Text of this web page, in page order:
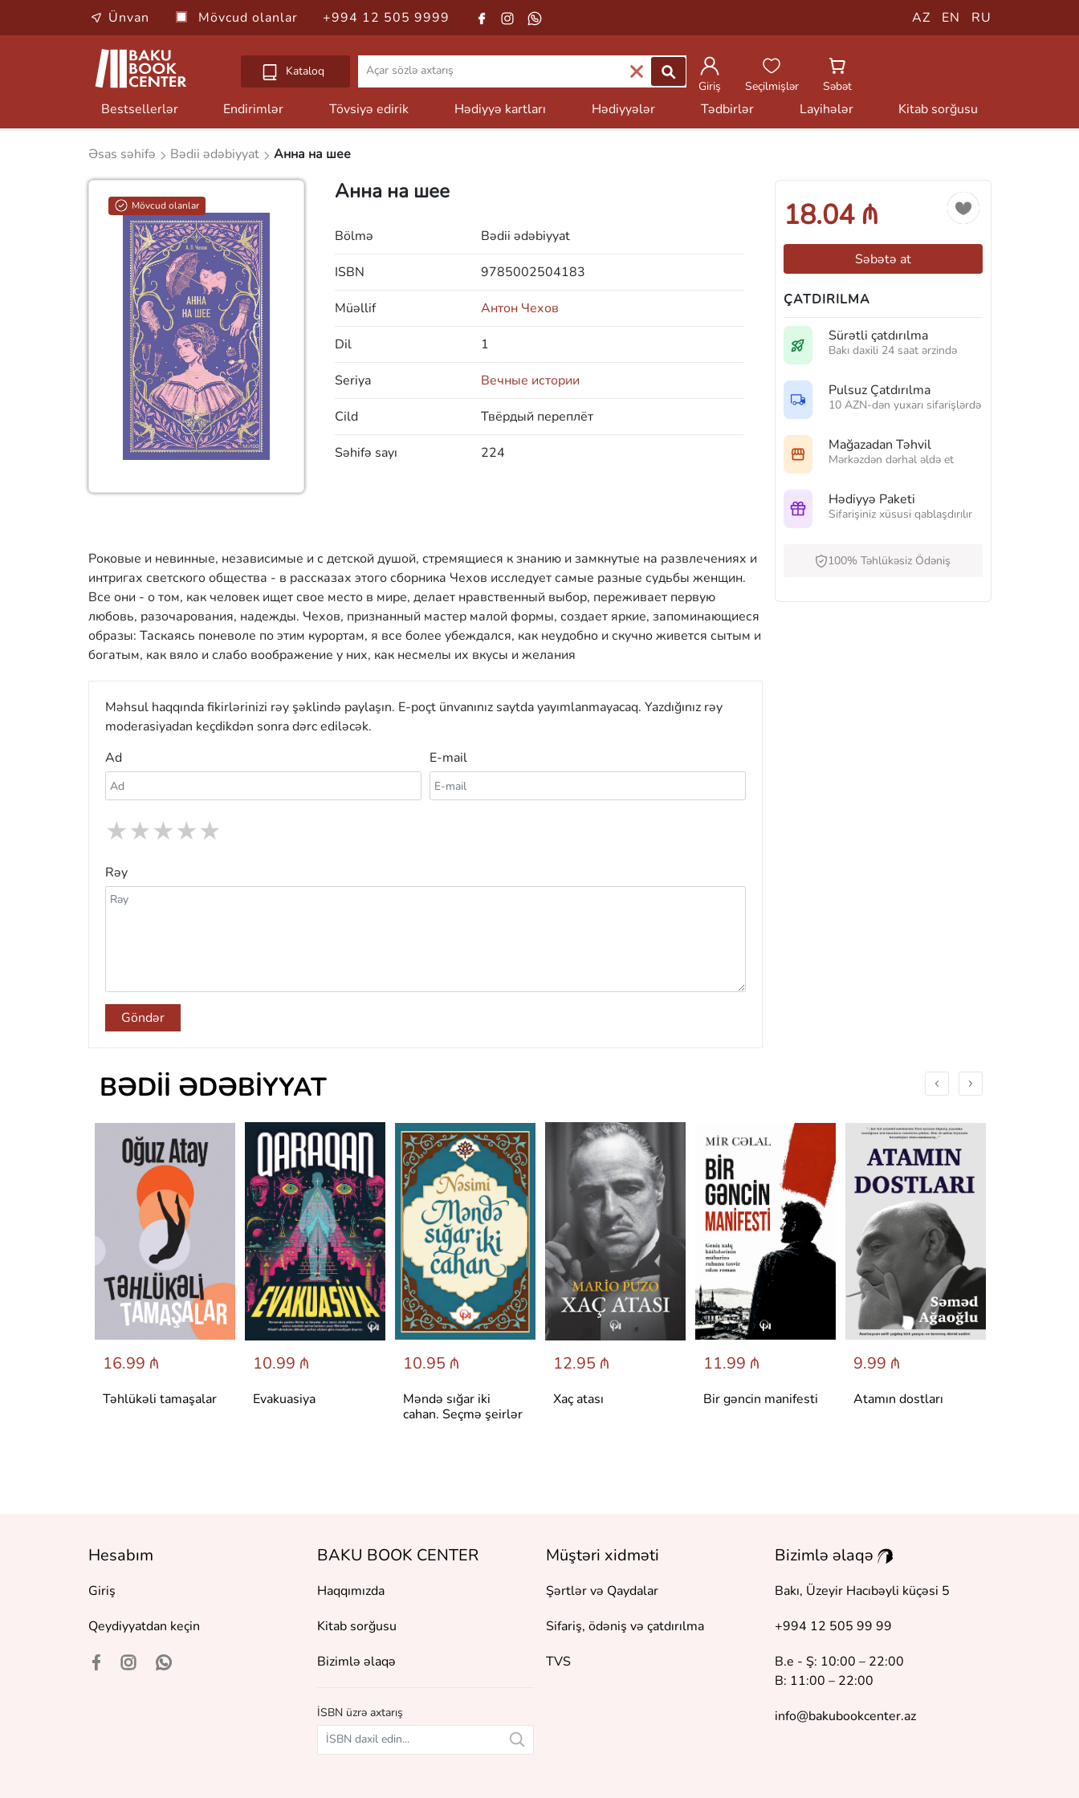
Ünvan Mövcud olanlar +994 12 505 9999 AZ EN RU
Kataloq
Giriş
Seçilmişlər Səbət
Bestsellerlər Endirimlər Tövsiyə edirik Hədiyyə kartları Hədiyyələr Tədbirlər Layihələr Kitab sorğusu
Əsas səhifə Bədii ədəbiyyat Анна на шее
Mövcud olanlar
Анна на шее
Bölmə Bədii ədəbiyyat
ISBN 9785002504183
Müəllif Антон Чехов
Dil 1
Seriya Вечные истории
Cild Твёрдый переплёт
Səhifə sayı 224
Роковые и невинные, независимые и с детской душой, стремящиеся к знанию и замкнутые на развлечениях и
интригах светского общества - в рассказах этого сборника Чехов исследует самые разные судьбы женщин.
Все они - о том, как человек ищет свое место в мире, делает нравственный выбор, переживает первую
любовь, разочарования, надежды. Чехов, признанный мастер малой формы, создает яркие, запоминающиеся
образы: Таскаясь поневоле по этим курортам, я все более убеждался, как неудобно и скучно живется сытым и
богатым, как вяло и слабо воображение у них, как несмелы их вкусы и желания
Məhsul haqqında fikirlərinizi rəy şəklində paylaşın. E-poçt ünvanınız saytda yayımlanmayacaq. Yazdığınız rəy
moderasiyadan keçdikdən sonra dərc ediləcək.
Ad
E-mail
★
★
★
★
★
Rəy
Göndər
18.04 ₼
Səbətə at
ÇATDIRILMA
Sürətli çatdırılma
Bakı daxili 24 saat ərzində
Pulsuz Çatdırılma
10 AZN-dən yuxarı sifarişlərdə
Mağazadan Təhvil
Mərkəzdən dərhal əldə et
Hədiyyə Paketi
Sifarişiniz xüsusi qablaşdırılır
100% Təhlükəsiz Ödəniş
BƏDII ƏDƏBIYYAT
16.99 ₼
Təhlükəli tamaşalar
10.99 ₼
Evakuasiya
10.95 ₼
Məndə sığar iki
cahan. Seçmə şeirlər
12.95 ₼
Xaç atası
11.99 ₼
Bir gəncin manifesti
9.99 ₼
Atamın dostları
Hesabım
Giriş
Qeydiyyatdan keçin
BAKU BOOK CENTER
Haqqımızda
Kitab sorğusu
Bizimlə əlaqə
İSBN üzrə axtarış
Müştəri xidməti
Şərtlər və Qaydalar
Sifariş, ödəniş və çatdırılma
TVS
Bizimlə əlaqə
Bakı, Üzeyir Hacıbəyli küçəsi 5
+994 12 505 99 99
B.e - Ş: 10:00 – 22:00
B: 11:00 – 22:00
info@bakubookcenter.az